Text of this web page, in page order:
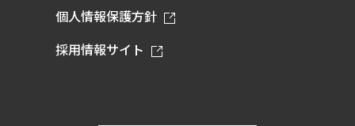
個人情報保護方針
採用情報サイト